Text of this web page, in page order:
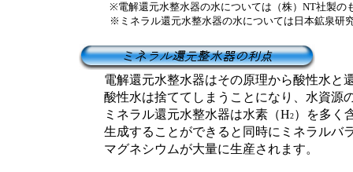
※電解還元水整水器の水については（株）NT社製の
※ミネラル還元水整水器の水については日本鉱泉研究
電解還元水整水器はその原理から酸性水と
酸性水は捨ててしまうことになり、水資源
ミネラル還元水整水器は水素（H2）を多く
生成することができると同時にミネラルバ
マグネシウムが大量に生産されます。